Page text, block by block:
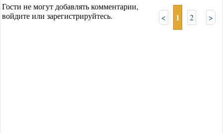
< 1 2 >
Гости не могут добавлять комментарии,
войдите или зарегистрируйтесь.